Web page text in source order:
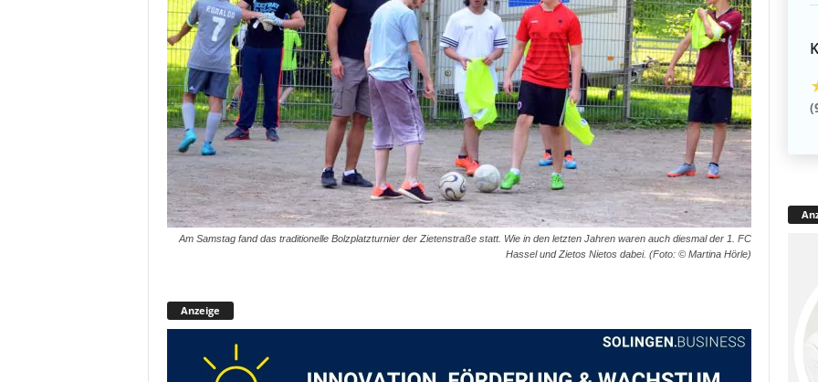
Am Samstag fand das traditionelle Bolzplatzturnier der Zietenstraße statt. Wie in den letzten Jahren waren auch diesmal der 1. FC
Hassel und Zietos Nietos dabei. (Foto: © Martina Hörle)
Anzeige